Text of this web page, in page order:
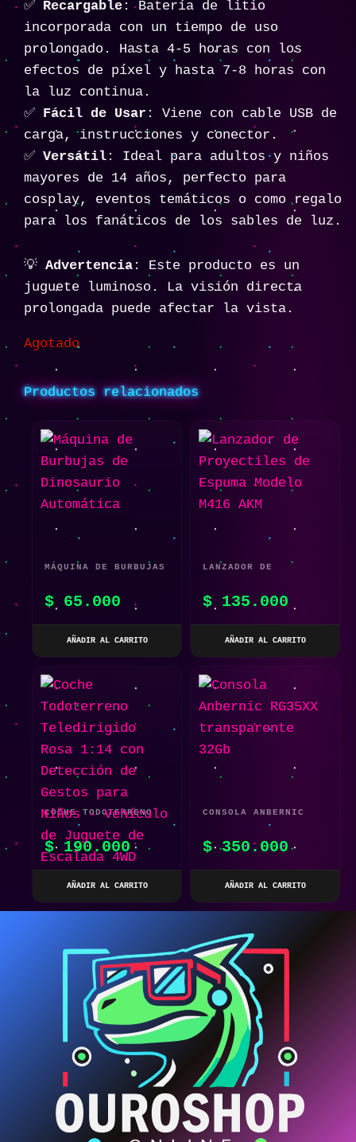
✅ Recargable : Batería de litio
incorporada con un tiempo de uso
prolongado. Hasta 4-5 horas con los
efectos de píxel y hasta 7-8 horas con
la luz continua.
✅ Fácil de Usar : Viene con cable USB de
carga, instrucciones y conector.
✅ Versátil : Ideal para adultos y niños
mayores de 14 años, perfecto para
cosplay, eventos temáticos o como regalo
para los fanáticos de los sables de luz.
💡 Advertencia : Este producto es un
juguete luminoso. La visión directa
prolongada puede afectar la vista.
Agotado
Productos relacionados
MÁQUINA DE BURBUJAS
AUTOMÁTICA
$ 65.000
AÑADIR AL CARRITO
LANZADOR DE
ESPUMA MODELO M416
$ 135.000
AÑADIR AL CARRITO
COCHE TODOTERRENO
TELEDIRIGIDO ROSA
1:14 CON DETECCIÓN
$190.000
AÑADIR AL CARRITO
CONSOLA ANBERNIC
32GB
$350.000
AÑADIR AL CARRITO